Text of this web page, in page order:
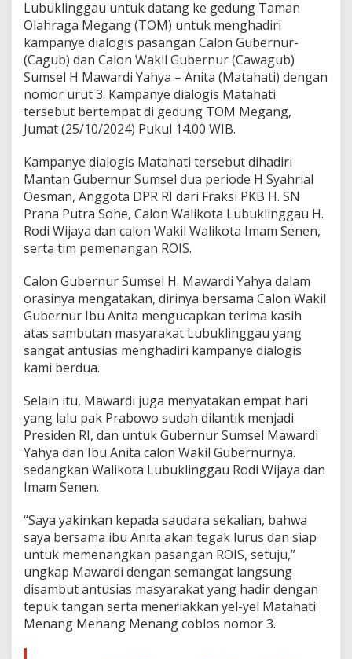
n
g
k
a
n
P
a
s
a
g
a
n
R
O
I
S
d
n
M
e
k
a
r
n
u
m
s
e
r
Lubuklinggau untuk datang ke gedung Taman
Olahraga Megang (TOM) untuk menghadiri
kampanye dialogis pasangan Calon Gubernur-
(Cagub) dan Calon Wakil Gubernur (Cawagub)
Sumsel H Mawardi Yahya – Anita (Matahati) dengan
nomor urut 3. Kampanye dialogis Matahati
tersebut bertempat di gedung TOM Megang,
Jumat (25/10/2024) Pukul 14.00 WIB.
Kampanye dialogis Matahati tersebut dihadiri
Mantan Gubernur Sumsel dua periode H Syahrial
Oesman, Anggota DPR RI dari Fraksi PKB H. SN
Prana Putra Sohe, Calon Walikota Lubuklinggau H.
Rodi Wijaya dan calon Wakil Walikota Imam Senen,
serta tim pemenangan ROIS.
Calon Gubernur Sumsel H. Mawardi Yahya dalam
orasinya mengatakan, dirinya bersama Calon Wakil
Gubernur Ibu Anita mengucapkan terima kasih
atas sambutan masyarakat Lubuklinggau yang
sangat antusias menghadiri kampanye dialogis
kami berdua.
Selain itu, Mawardi juga menyatakan empat hari
yang lalu pak Prabowo sudah dilantik menjadi
Presiden RI, dan untuk Gubernur Sumsel Mawardi
Yahya dan Ibu Anita calon Wakil Gubernurnya.
sedangkan Walikota Lubuklinggau Rodi Wijaya dan
Imam Senen.
“Saya yakinkan kepada saudara sekalian, bahwa
saya bersama ibu Anita akan tegak lurus dan siap
untuk memenangkan pasangan ROIS, setuju,”
ungkap Mawardi dengan semangat langsung
disambut antusias masyarakat yang hadir dengan
tepuk tangan serta meneriakkan yel-yel Matahati
Menang Menang Menang coblos nomor 3.